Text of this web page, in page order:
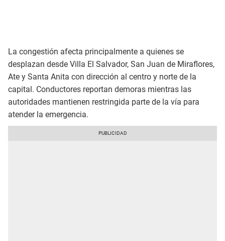
La congestión afecta principalmente a quienes se
desplazan desde Villa El Salvador, San Juan de Miraflores,
Ate y Santa Anita con dirección al centro y norte de la
capital. Conductores reportan demoras mientras las
autoridades mantienen restringida parte de la vía para
atender la emergencia.